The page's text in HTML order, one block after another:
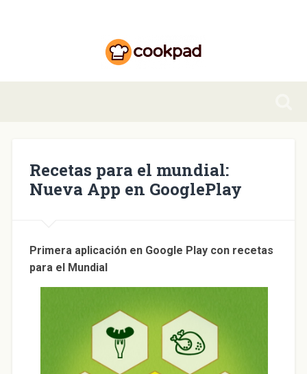
Recetas para el mundial:
Nueva App en GooglePlay
Primera aplicación en Google Play con recetas
para el Mundial